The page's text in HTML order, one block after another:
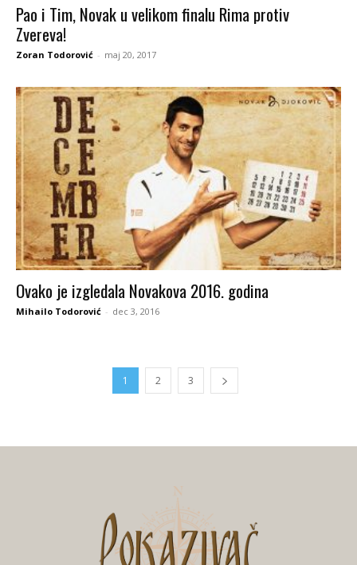
Pao i Tim, Novak u velikom finalu Rima protiv
Zvereva!
Zoran Todorović - maj 20, 2017
Ovako je izgledala Novakova 2016. godina
Mihailo Todorović - dec 3, 2016
1 2 3